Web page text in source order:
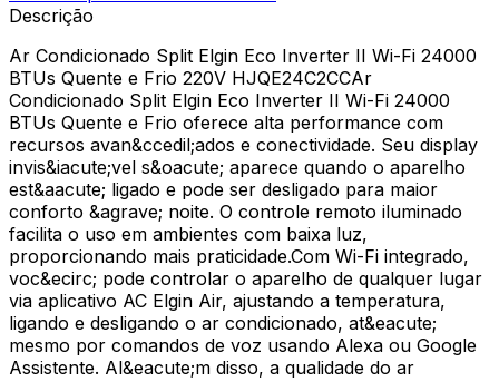
Descrição
Ar Condicionado Split Elgin Eco Inverter II Wi-Fi 24000
BTUs Quente e Frio 220V HJQE24C2CCAr
Condicionado Split Elgin Eco Inverter II Wi-Fi 24000
BTUs Quente e Frio oferece alta performance com
recursos avan&ccedil;ados e conectividade. Seu display
invis&iacute;vel s&oacute; aparece quando o aparelho
est&aacute; ligado e pode ser desligado para maior
conforto &agrave; noite. O controle remoto iluminado
facilita o uso em ambientes com baixa luz,
proporcionando mais praticidade.Com Wi-Fi integrado,
voc&ecirc; pode controlar o aparelho de qualquer lugar
via aplicativo AC Elgin Air, ajustando a temperatura,
ligando e desligando o ar condicionado, at&eacute;
mesmo por comandos de voz usando Alexa ou Google
Assistente. Al&eacute;m disso, a qualidade do ar